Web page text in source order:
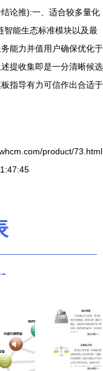
论推):一、适合较多量化
智能生态标准模块以及最
能力并值用户确保优化于
提收集即是一分清晰候选
指导有力可信作出合适于
product/73.html